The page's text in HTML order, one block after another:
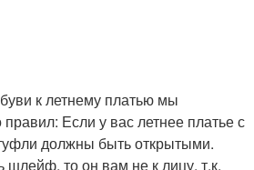
к летнему платью мы
Если у вас летнее платье с
должны быть открытыми.
шлейф, то он вам не к лицу, т.к.